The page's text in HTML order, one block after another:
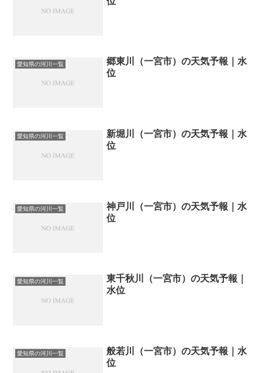
愛知県の河川一覧
郷東川（一宮市）の天気予報｜水
位
愛知県の河川一覧
新堀川（一宮市）の天気予報｜水
位
愛知県の河川一覧
神戸川（一宮市）の天気予報｜水
位
愛知県の河川一覧
東千秋川（一宮市）の天気予報｜
水位
愛知県の河川一覧
般若川（一宮市）の天気予報｜水
位